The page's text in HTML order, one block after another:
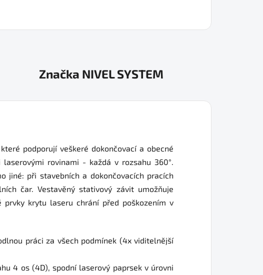
Značka NIVEL SYSTEM
podporují veškeré dokončovací a obecné
rovinami - každá v rozsahu 360°.
jiné: při stavebních a dokončovacích pracích
čar. Vestavěný stativový závit umožňuje
krytu laseru chrání před poškozením v
práci za všech podmínek (4x viditelnější
4 os (4D), spodní laserový paprsek v úrovni